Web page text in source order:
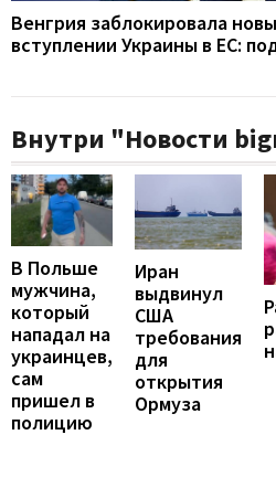
Венгрия заблокировала
вступлении Украины в ЕС:
Внутри "Новости
В Польше
мужчина,
который
нападал на
украинцев,
сам
пришел в
полицию
Иран
выдвинул
США
требования
для
открытия
Ормуза